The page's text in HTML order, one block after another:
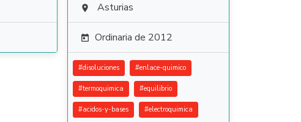
 Asturias
 Ordinaria de 2012
#disoluciones #enlace-quimico
#termoquimica #equilibrio
#acidos-y-bases #electroquimica